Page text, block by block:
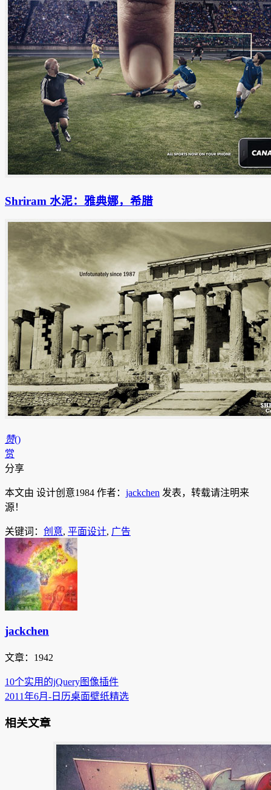
Shriram 水泥：雅典娜，希腊
赞()
赏
分享
本文由 设计创意1984 作者： jackchen 发表，转载请注明来
源！
关键词： 创意, 平面设计, 广告
jackchen
文章：1942
10个实用的jQuery图像插件
2011年6月-日历桌面壁纸精选
相关文章